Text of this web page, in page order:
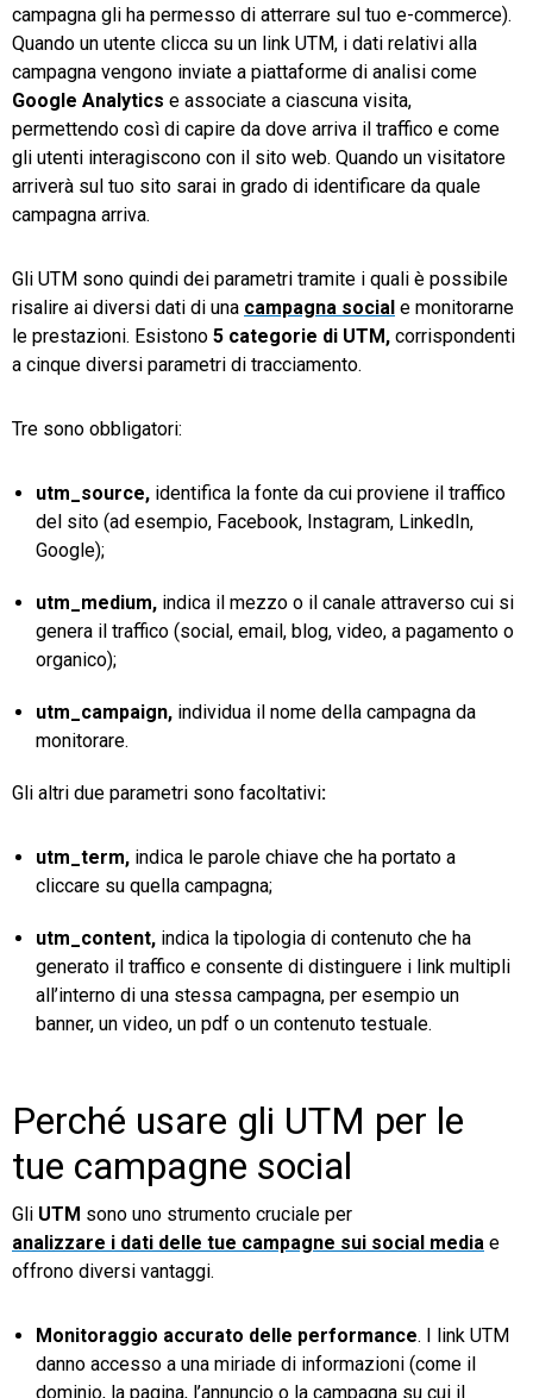
campagna gli ha permesso di atterrare sul tuo e-commerce).
Quando un utente clicca su un link UTM, i dati relativi alla
campagna vengono inviate a piattaforme di analisi come
Google Analytics e associate a ciascuna visita,
permettendo così di capire da dove arriva il traffico e come
gli utenti interagiscono con il sito web. Quando un visitatore
arriverà sul tuo sito sarai in grado di identificare da quale
campagna arriva.
Gli UTM sono quindi dei parametri tramite i quali è possibile
risalire ai diversi dati di una campagna social e monitorarne
le prestazioni. Esistono 5 categorie di UTM, corrispondenti
a cinque diversi parametri di tracciamento.
Tre sono obbligatori:
utm_source, identifica la fonte da cui proviene il traffico
del sito (ad esempio, Facebook, Instagram, LinkedIn,
Google);
utm_medium, indica il mezzo o il canale attraverso cui si
genera il traffico (social, email, blog, video, a pagamento o
organico);
utm_campaign, individua il nome della campagna da
monitorare.
Gli altri due parametri sono facoltativi:
utm_term, indica le parole chiave che ha portato a
cliccare su quella campagna;
utm_content, indica la tipologia di contenuto che ha
generato il traffico e consente di distinguere i link multipli
all’interno di una stessa campagna, per esempio un
banner, un video, un pdf o un contenuto testuale.
Perché usare gli UTM per le
tue campagne social
Gli UTM sono uno strumento cruciale per
analizzare i dati delle tue campagne sui social media e
offrono diversi vantaggi.
Monitoraggio accurato delle performance. I link UTM
danno accesso a una miriade di informazioni (come il
dominio, la pagina, l’annuncio o la campagna su cui il